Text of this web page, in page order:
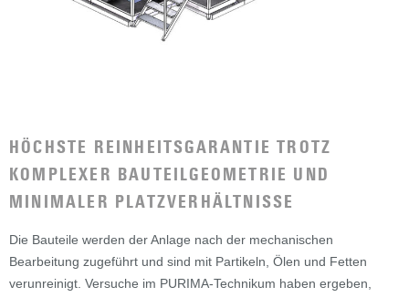
HÖCHSTE REINHEITSGARANTIE TROTZ
KOMPLEXER BAUTEILGEOMETRIE UND
MINIMALER PLATZVERHÄLTNISSE
Die Bauteile werden der Anlage nach der mechanischen
Bearbeitung zugeführt und sind mit Partikeln, Ölen und Fetten
verunreinigt. Versuche im PURIMA-Technikum haben ergeben,